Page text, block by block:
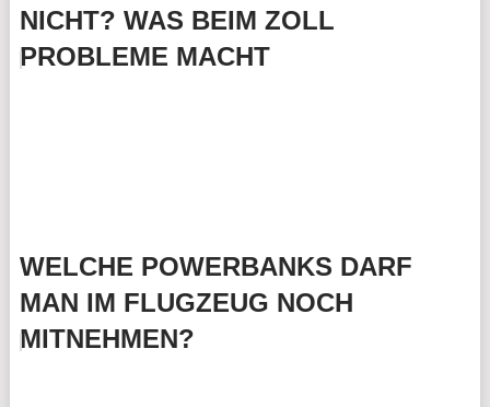
NICHT? WAS BEIM ZOLL
PROBLEME MACHT
WELCHE POWERBANKS DARF
MAN IM FLUGZEUG NOCH
MITNEHMEN?